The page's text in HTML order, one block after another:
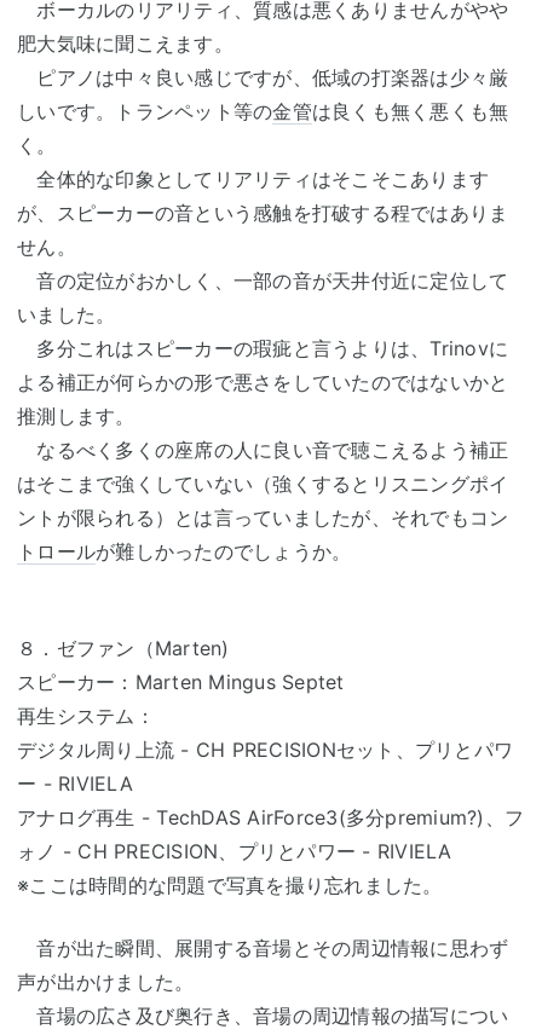
ボーカルのリアリティ、質感は悪くありませんがやや
肥大気味に聞こえます。
ピアノは中々良い感じですが、低域の打楽器は少々厳
しいです。トランペット等の金管は良くも無く悪くも無
く。
全体的な印象としてリアリティはそこそこあります
が、スピーカーの音という感触を打破する程ではありま
せん。
音の定位がおかしく、一部の音が天井付近に定位して
いました。
多分これはスピーカーの瑕疵と言うよりは、Trinovに
よる補正が何らかの形で悪さをしていたのではないかと
推測します。
なるべく多くの座席の人に良い音で聴こえるよう補正
はそこまで強くしていない（強くするとリスニングポイ
ントが限られる）とは言っていましたが、それでもコン
トロールが難しかったのでしょうか。
８．ゼファン（Marten)
スピーカー：Marten Mingus Septet
再生システム：
デジタル周り上流 - CH PRECISIONセット、プリとパワ
ー - RIVIELA
アナログ再生 - TechDAS AirForce3(多分premium?)、フ
ォノ - CH PRECISION、プリとパワー - RIVIELA
※ここは時間的な問題で写真を撮り忘れました。
音が出た瞬間、展開する音場とその周辺情報に思わず
声が出かけました。
音場の広さ及び奥行き、音場の周辺情報の描写につい